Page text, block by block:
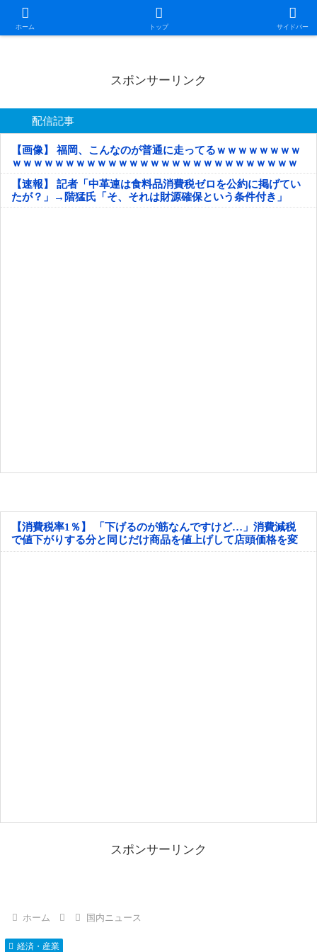
ホーム トップ サイドバー
日本第一！ニュース録
スポンサーリンク
配信記事
【画像】 福岡、こんなのが普通に走ってるｗｗｗｗｗｗｗｗ
ｗｗｗｗｗｗｗｗｗｗｗｗｗｗｗｗｗｗｗｗｗｗｗｗｗｗｗ
ｗｗｗｗｗ
【速報】 記者「中革連は食料品消費税ゼロを公約に掲げてい
たが？」→階猛氏「そ、それは財源確保という条件付き」
【消費税率1％】 「下げるのが筋なんですけど…」消費減税
で値下がりする分と同じだけ商品を値上げして店頭価格を変
えない店も
スポンサーリンク
ホーム 国内ニュース
経済・産業